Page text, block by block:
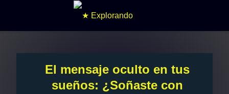
El mensaje oculto en tus
sueños: ¿Soñaste con